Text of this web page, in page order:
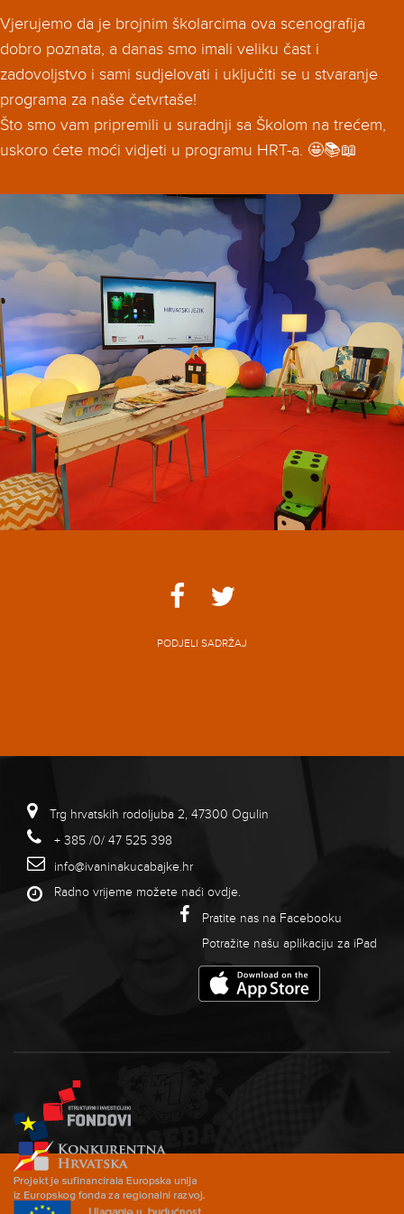
Vjerujemo da je brojnim školarcima ova scenografija
dobro poznata, a danas smo imali veliku čast i
zadovoljstvo i sami sudjelovati i uključiti se u stvaranje
programa za naše četvrtaše!
Što smo vam pripremili u suradnji sa Školom na trećem,
uskoro ćete moći vidjeti u programu HRT-a. 🤩📚📖
PODJELI SADRŽAJ
Trg hrvatskih rodoljuba 2, 47300 Ogulin
+ 385 /0/ 47 525 398
info@ivaninakucabajke.hr
Radno vrijeme možete naći ovdje.
Pratite nas na Facebooku
Potražite našu aplikaciju za iPad